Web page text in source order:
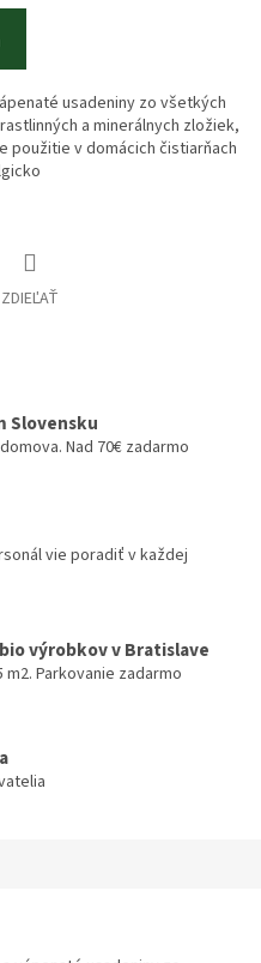
usadeniny zo všetkých
a minerálnych zložiek,
použitie v domácich čistiarňach
ZDIEĽAŤ
Slovensku
Nad 70€ zadarmo
vie poradiť v každej
výrobkov v Bratislave
Parkovanie zadarmo